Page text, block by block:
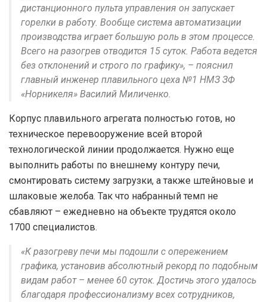
дистанционного пульта управления он запускает
горелки в работу. Вообще система автоматизации
производства играет большую роль в этом процессе.
Всего на разогрев отводится 15 суток. Работа ведется
без отклонений и строго по графику», – пояснил
главный инженер плавильного цеха №1 НМЗ ЗФ
«Норникеля» Василий Миличенко.
Корпус плавильного агрегата полностью готов, но
техническое перевооружение всей второй
технологической линии продолжается. Нужно еще
выполнить работы по внешнему контуру печи,
смонтировать систему загрузки, а также штейновые и
шлаковые желоба. Так что набранный темп не
сбавляют – ежедневно на объекте трудятся около
1700 специалистов.
«К разогреву печи мы подошли с опережением
графика, установив абсолютный рекорд по подобным
видам работ – менее 60 суток. Достичь этого удалось
благодаря профессионализму всех сотрудников,